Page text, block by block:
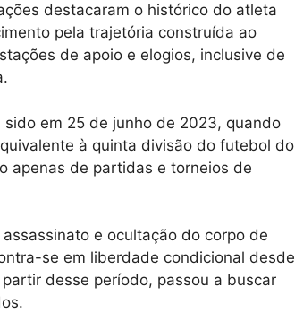
destacaram o histórico do atleta
pela trajetória construída ao
de apoio e elogios, inclusive de
em 25 de junho de 2023, quando
à quinta divisão do futebol do
apenas de partidas e torneios de
e ocultação do corpo de
se em liberdade condicional desde
desse período, passou a buscar